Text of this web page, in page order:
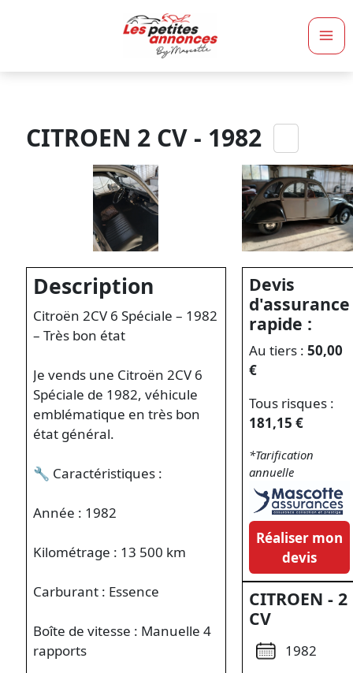
CITROEN 2 CV - 1982
Description
Citroën 2CV 6 Spéciale – 1982
– Très bon état
Je vends une Citroën 2CV 6
Spéciale de 1982, véhicule
emblématique en très bon
état général.
🔧 Caractéristiques :
Année : 1982
Kilométrage : 13 500 km
Carburant : Essence
Boîte de vitesse : Manuelle 4
rapports
Devis
d'assurance
rapide :
Au tiers :50,00
€
Tous risques :
181,15 €
*Tarification
annuelle
Réaliser mon
devis
CITROEN - 2
CV
1982